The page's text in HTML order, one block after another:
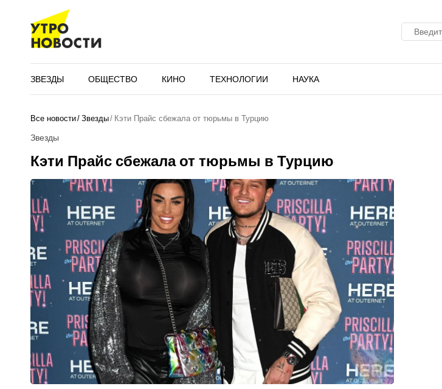
ЗВЕЗДЫ ОБЩЕСТВО КИНО ТЕХНОЛОГИИ НАУКА
Все новости Звезды Кэти Прайс сбежала от тюрьмы в Турцию
Звезды
Кэти Прайс сбежала от тюрьмы в Турцию